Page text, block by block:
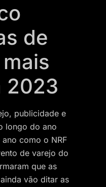
de
2023
publicidade e
longo do ano
como o NRF
de varejo do
que as
vão ditar as